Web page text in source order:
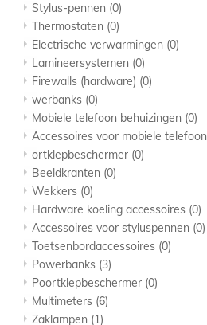
Stylus-pennen (0)
Thermostaten (0)
Electrische verwarmingen (0)
Lamineersystemen (0)
Firewalls (hardware) (0)
werbanks (0)
Mobiele telefoon behuizingen (0)
Accessoires voor mobiele
ortklepbeschermer (0)
Beeldkranten (0)
Wekkers (0)
Hardware koeling accessoires (0)
Accessoires voor styluspennen (0)
Toetsenbordaccessoires (0)
Powerbanks (3)
Poortklepbeschermer (0)
Multimeters (6)
Zaklampen (1)